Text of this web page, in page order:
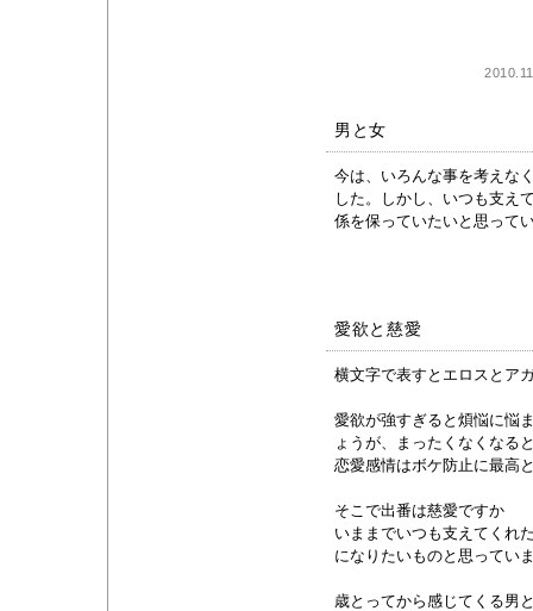
男と女
今は、いろんな事を考えな
した。しかし、いつも支え
係を保っていたいと思って
愛欲と慈愛
横文字で表すとエロスとア
愛欲が強すぎると煩悩に悩
ょうが、まったくなくなる
恋愛感情はボケ防止に最高
そこで出番は慈愛ですか
いままでいつも支えてくれ
になりたいものと思ってい
歳とってから感じてくる男